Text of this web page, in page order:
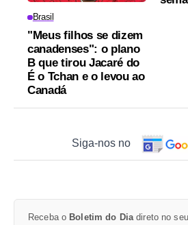
Brasil
"Meus filhos se dizem
canadenses": o plano
B que tirou Jacaré do
É o Tchan e o levou ao
Canadá
Siga-nos no
Receba o Boletim do Diadireto no